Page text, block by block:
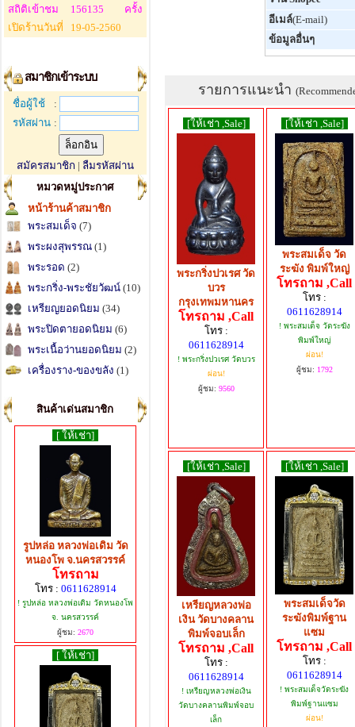
สถิติเข้าชม 156135
ครั้ง
เปิดร้านวันที่
19-05-2560
สมาชิกเข้าระบบ
ชื่อผู้ใช้
:
รหัสผ่าน :
สมัครสมาชิก | ลืมรหัสผ่าน
หมวดหมู่ประกาศ
หน้าร้านค้าสมาชิก
พระสมเด็จ (7)
พระผงสุพรรณ (1)
พระรอด (2)
พระกริ่ง-พระชัยวัฒน์ (10)
เหรียญยอดนิยม (34)
พระปิดตายอดนิยม (6)
พระเนื้อว่านยอดนิยม (2)
เครื่องราง-ของขลัง (1)
สินค้าเด่นสมาชิก
[ ให้เช่า]
รูปหล่อ หลวงพ่อเดิม วัด
หนองโพ จ.นครสวรรค์
โทรถาม
โทร : 0611628914
! รูปหล่อ หลวงพ่อเดิม วัดหนองโพ
จ. นครสวรรค์
ผู้ชม: 2670
[ ให้เช่า]
อีเมล์(E-mail)
ข้อมูลอื่นๆ
รายการแนะนำ
[ให้เช่า ,Sale]
พระกริ่งปวเรศ วัด
บวร
กรุงเทพมหานคร
โทรถาม ,Call
โทร :
0611628914
! พระกริ่งปวเรศ วัดบวร
ผ่อน!
ผู้ชม: 9560
[ให้เช่า ,Sale]
พระสมเด็จ วัด
ระฆัง พิมพ์ใหญ่
โทรถาม ,Call
โทร :
0611628914
! พระสมเด็จ วัดระฆัง
พิมพ์ใหญ่
ผ่อน!
ผู้ชม: 1792
[ให้เช่า ,Sale]
เหรียญหลวงพ่อ
เงิน วัดบางคลาน
พิมพ์จอบเล็ก
โทรถาม ,Call
โทร :
0611628914
! เหรียญหลวงพ่อเงิน
วัดบางคลานพิมพ์จอบ
เล็ก
[ให้เช่า ,Sale]
พระสมเด็จวัด
ระฆังพิมพ์ฐาน
แซม
โทรถาม ,Call
โทร :
0611628914
! พระสมเด็จวัดระฆัง
พิมพ์ฐานแซม
ผ่อน!